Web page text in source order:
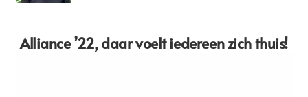
Alliance ’22, daar voelt iedereen zich thuis!